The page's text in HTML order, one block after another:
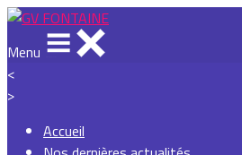
Menu
<
>
Accueil